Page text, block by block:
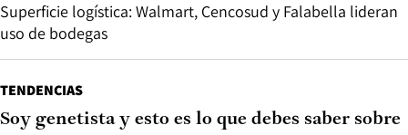
Superficie logística: Walmart, Cencosud y Falabella lideran
uso de bodegas
TENDENCIAS
Soy genetista y esto es lo que debes saber sobre